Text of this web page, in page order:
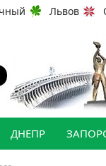
Львов
ДНЕПР